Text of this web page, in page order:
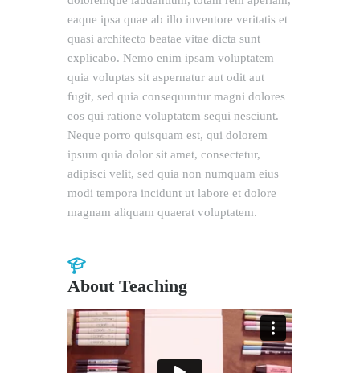
eaque ipsa quae ab illo inventore veritatis et
quasi architecto beatae vitae dicta sunt
explicabo. Nemo enim ipsam voluptatem
quia voluptas sit aspernatur aut odit aut
fugit, sed quia consequuntur magni dolores
eos qui ratione voluptatem sequi nesciunt.
Neque porro quisquam est, qui dolorem
ipsum quia dolor sit amet, consectetur,
adipisci velit, sed quia non numquam eius
modi tempora incidunt ut labore et dolore
magnam aliquam quaerat voluptatem.
About Teaching